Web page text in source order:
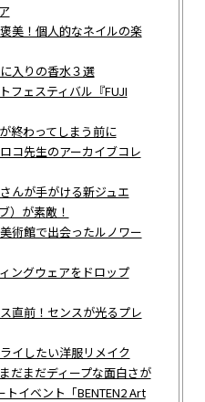
美！個人的なネイルの楽
入りの香水３選
ェスティバル『FUJI
終わってしまう前に
コ先生のアーカイブコレ
んが手がける新ジュエ
）が素敵！
術館で出会ったルノワー
ングウェアをドロップ
直前！センスが光るプレ
イしたい洋服リメイク
だまだディープな面白さが
イベント「BENTEN2 Art